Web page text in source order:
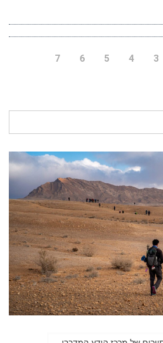
3
4
5
6
7